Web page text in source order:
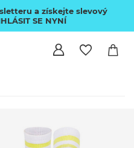
a získejte slevový
SE NYNÍ